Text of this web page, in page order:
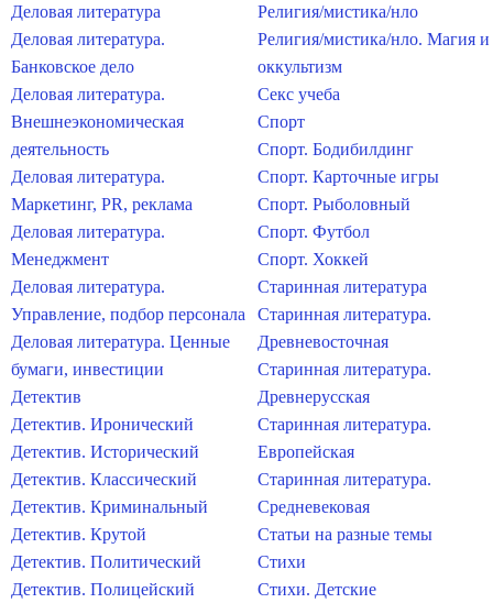
Деловая литература
Деловая литература.
Банковское дело
Деловая литература.
Внешнеэкономическая
деятельность
Деловая литература.
Маркетинг, PR, реклама
Деловая литература.
Менеджмент
Деловая литература.
Управление, подбор персонала
Деловая литература. Ценные
бумаги, инвестиции
Детектив
Детектив. Иронический
Детектив. Исторический
Детектив. Классический
Детектив. Криминальный
Детектив. Крутой
Детектив. Политический
Детектив. Полицейский
Религия/мистика/нло
Религия/мистика/нло. Магия и
оккультизм
Секс учеба
Спорт
Спорт. Бодибилдинг
Спорт. Карточные игры
Спорт. Рыболовный
Спорт. Футбол
Спорт. Хоккей
Старинная литература
Старинная литература.
Древневосточная
Старинная литература.
Древнерусская
Старинная литература.
Европейская
Старинная литература.
Средневековая
Статьи на разные темы
Стихи
Стихи. Детские